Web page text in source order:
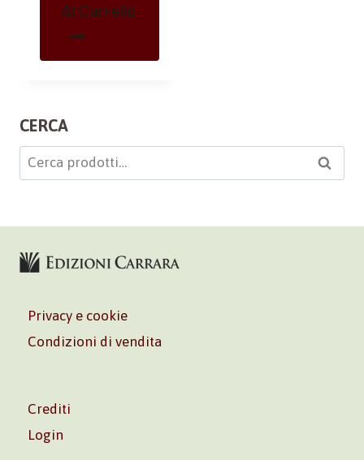
Al Carrello
CERCA
Cerca: Cerca
Privacy e cookie
Condizioni di vendita
Crediti
Login